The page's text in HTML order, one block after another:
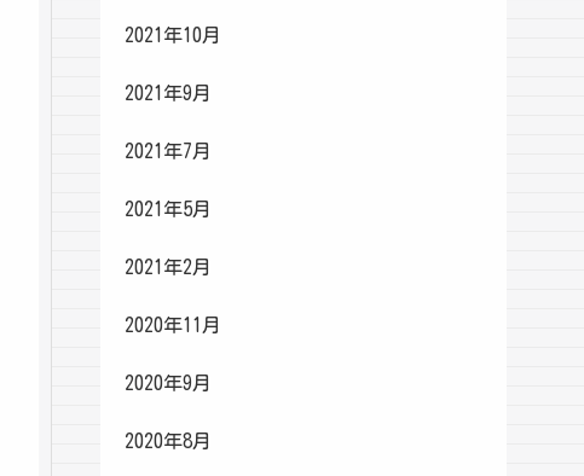
2021年10月
2021年9月
2021年7月
2021年5月
2021年2月
2020年11月
2020年9月
2020年8月